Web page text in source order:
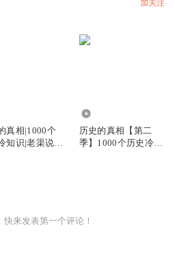
加关注
真相|1000个
知识|老渠说历
历史的真相【第二
季】1000个历史冷
来发表第一个评论！